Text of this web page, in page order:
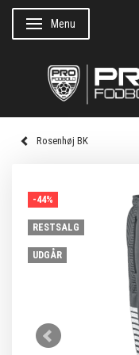
Skifte navigation
Menu
Rosenhøj BK
-44%
RESTSALG
UDGÅR